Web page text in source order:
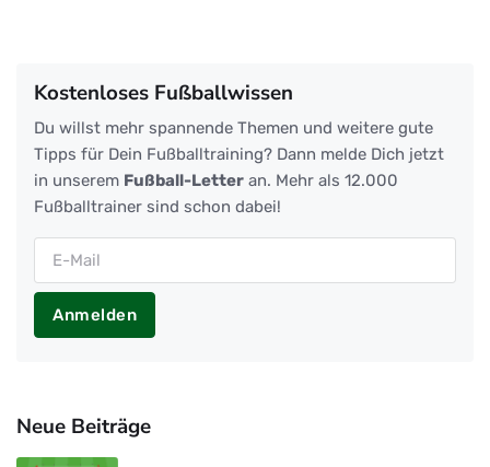
Kostenloses Fußballwissen
Du willst mehr spannende Themen und weitere gute
Tipps für Dein Fußballtraining? Dann melde Dich jetzt
in unserem Fußball-Letter an. Mehr als 12.000
Fußballtrainer sind schon dabei!
Anmelden
Neue Beiträge